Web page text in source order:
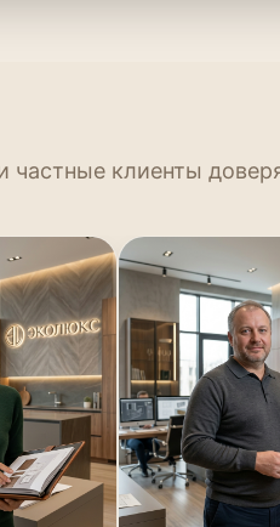
клиенты